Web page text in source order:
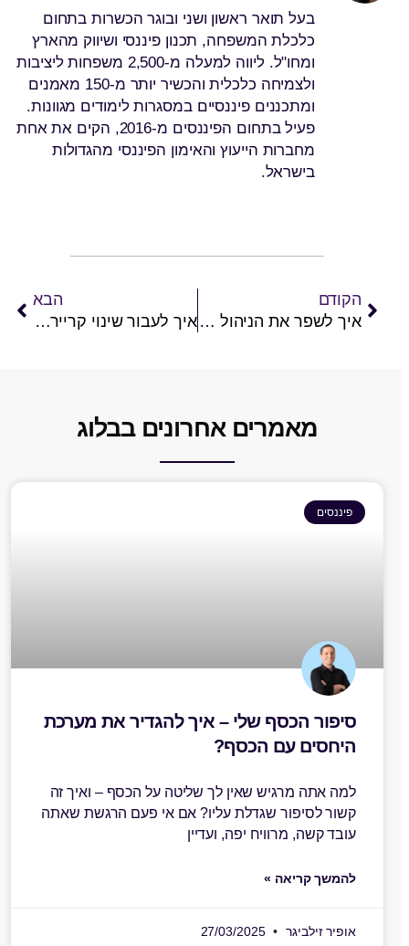
בעל תואר ראשון ושני ובוגר הכשרות בתחום
כלכלת המשפחה, תכנון פיננסי ושיווק מהארץ
ומחו"ל. ליווה למעלה מ-2,500 משפחות ליציבות
ולצמיחה כלכלית והכשיר יותר מ-150 מאמנים
ומתכננים פיננסיים במסגרות לימודים מגוונות.
פעיל בתחום הפיננסים מ-2016, הקים את אחת
מחברות הייעוץ והאימון הפיננסי מהגדולות
בישראל.
הקודם
איך לשפר את הניהול הכלכלי של המשפחה?
הבא
איך לעבור שינוי קריירה בצורה חלקה?
מאמרים אחרונים בבלוג
פיננסים
סיפור הכסף שלי – איך להגדיר את מערכת
היחסים עם הכסף?
למה אתה מרגיש שאין לך שליטה על הכסף – ואיך זה
קשור לסיפור שגדלת עליו? אם אי פעם הרגשת שאתה
עובד קשה, מרוויח יפה, ועדיין
להמשך קריאה »
אופיר זילביגר 27/03/2025